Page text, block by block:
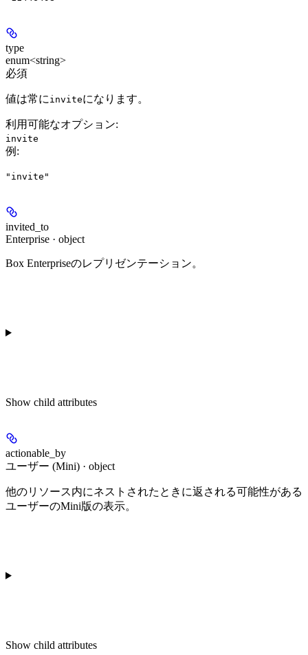
type
enum<string>
必須
値は常に inviteになります。
利用可能なオプション:
invite
例 :
"invite"
invited_to
Enterprise · object
Box Enterpriseのレプリゼンテーション。
Show child attributes
actionable_by
ユーザー (Mini) · object
他のリソース内にネストされたときに返される可能性がある
ユーザーのMini版の表示。
Show child attributes